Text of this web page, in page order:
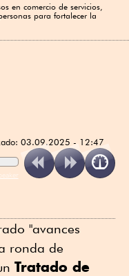
en comercio de servicios,
para fortalecer la
03.09.2025 - 12:47
"avances
ronda de
Tratado de